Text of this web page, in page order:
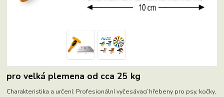
pro velká plemena od cca 25 kg
Charakteristika a určení: Profesionální vyčesávací hřebeny pro psy, kočky,